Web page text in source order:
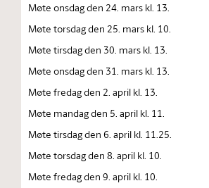
Møte onsdag den 24. mars kl. 13.
Møte torsdag den 25. mars kl. 10.
Møte tirsdag den 30. mars kl. 13.
Møte onsdag den 31. mars kl. 13.
Møte fredag den 2. april kl. 13.
Møte mandag den 5. april kl. 11.
Møte tirsdag den 6. april kl. 11.25.
Møte torsdag den 8. april kl. 10.
Møte fredag den 9. april kl. 10.